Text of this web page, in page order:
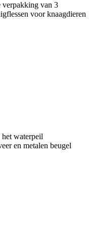
verpakking van 3
voor knaagdieren
waterpeil
en metalen beugel